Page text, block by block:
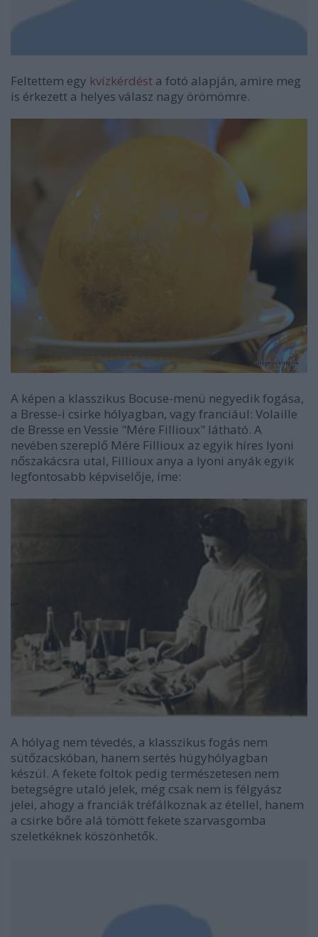
Feltettem egy kvízkérdést a fotó alapján, amire meg
is érkezett a helyes válasz nagy örömömre.
A képen a klasszikus Bocuse-menü negyedik fogása,
a Bresse-i csirke hólyagban, vagy franciául: Volaille
de Bresse en Vessie "Mére Fillioux" látható. A
nevében szereplő Mére Fillioux az egyik híres lyoni
nőszakácsra utal, Fillioux anya a lyoni anyák egyik
legfontosabb képviselője, íme:
A hólyag nem tévedés, a klasszikus fogás nem
sütőzacskóban, hanem sertés húgyhólyagban
készül. A fekete foltok pedig természetesen nem
betegségre utaló jelek, még csak nem is félgyász
jelei, ahogy a franciák tréfálkoznak az étellel, hanem
a csirke bőre alá tömött fekete szarvasgomba
szeletkéknek köszönhetők.